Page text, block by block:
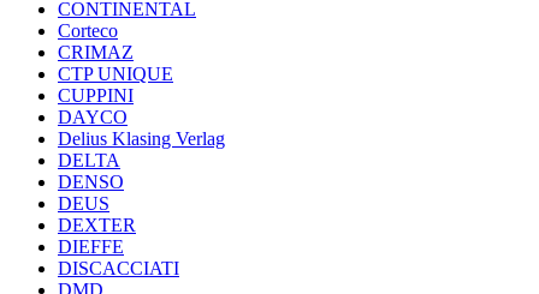
CONTINENTAL
Corteco
CRIMAZ
CTP UNIQUE
CUPPINI
DAYCO
Delius Klasing Verlag
DELTA
DENSO
DEUS
DEXTER
DIEFFE
DISCACCIATI
DMD